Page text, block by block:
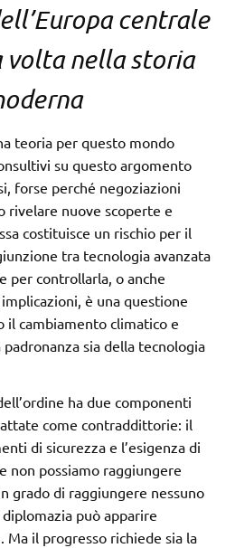
centrale
volta nella storia
teoria per questo mondo
su questo argomento
forse perché negoziazioni
rivelare nuove scoperte e
costituisce un rischio per il
tra tecnologia avanzata
per controllarla, o anche
è una questione
cambiamento climatico e
sia della tecnologia
ha due componenti
come contraddittorie: il
di sicurezza e l’esigenza di
non possiamo raggiungere
grado di raggiungere nessuno
può apparire
il progresso richiede sia la